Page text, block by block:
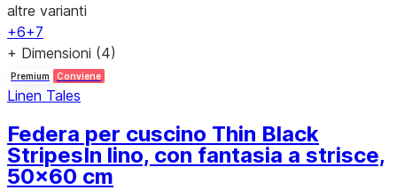
altre varianti
+6+7
+ Dimensioni (4)
Premium Conviene
Linen Tales
Federa per cuscino Thin Black
StripesIn lino, con fantasia a strisce,
50x60 cm